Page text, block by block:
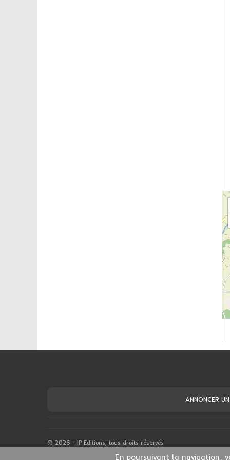
ANNONCER
© 2026 - IP Editions, tous droits réservés
En poursuivant la navigation,